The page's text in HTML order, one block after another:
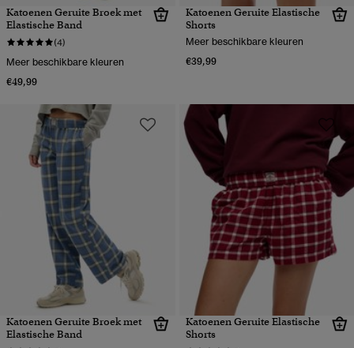
Katoenen Geruite Broek met
Elastische Band
(4)
Meer beschikbare kleuren
€49,99
Katoenen Geruite Elastische
Shorts
Meer beschikbare kleuren
€39,99
Katoenen Geruite Broek met
Elastische Band
Katoenen Geruite Elastische
Shorts